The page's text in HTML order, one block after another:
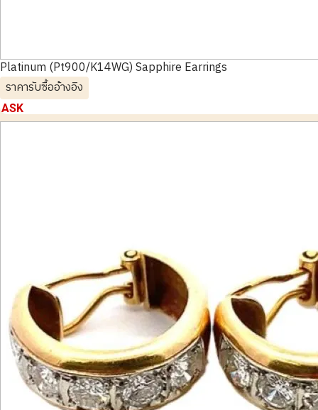
Platinum (Pt900/K14WG) Sapphire Earrings
ราคารับซื้ออ้างอิง
ASK